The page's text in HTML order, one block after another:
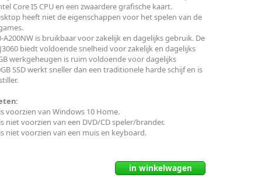
Core I5 CPU en een zwaardere grafische kaart.
heeft niet de eigenschappen voor het spelen van de
A200NW is bruikbaar voor zakelijk en dagelijks gebruik. De
biedt voldoende snelheid voor zakelijk en dagelijks
werkgeheugen is ruim voldoende voor dagelijks
SSD werkt sneller dan een traditionele harde schijf en is
voorzien van Windows 10 Home.
niet voorzien van een DVD/CD speler/brander.
niet voorzien van een muis en keyboard.
in winkelwagen